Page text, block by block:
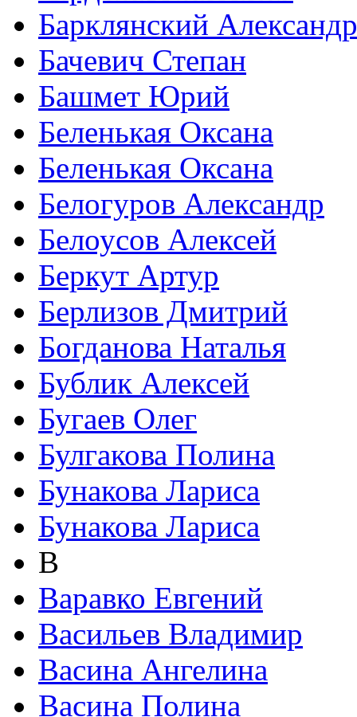
Барклянский Александр
Бачевич Степан
Башмет Юрий
Беленькая Оксана
Беленькая Оксана
Белогуров Александр
Белоусов Алексей
Беркут Артур
Берлизов Дмитрий
Богданова Наталья
Бублик Алексей
Бугаев Олег
Булгакова Полина
Бунакова Лариса
Бунакова Лариса
В
Варавко Евгений
Васильев Владимир
Васина Ангелина
Васина Полина